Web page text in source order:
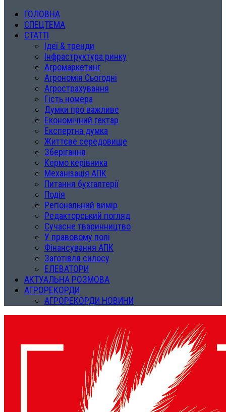
ГОЛОВНА
СПЕЦТЕМА
СТАТТІ
Ідеї & тренди
Інфраструктура ринку
Агромаркетинг
Агрономія Сьогодні
Агрострахування
Гість номера
Думки про важливе
Економічний гектар
Експертна думка
Життєве середовище
Зберігання
Кермо керівника
Механізація АПК
Питання бухгалтерії
Подія
Регіональний вимір
Редакторський погляд
Сучасне тваринництво
У правовому полі
Фінансування АПК
Заготівля силосу
ЕЛЕВАТОРИ
АКТУАЛЬНА РОЗМОВА
АГРОРЕКОРДИ
АГРОРЕКОРДИ НОВИНИ